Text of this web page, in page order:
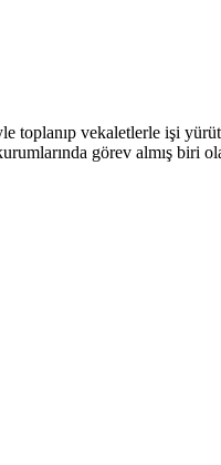
toplanıp vekaletlerle işi
görev almış biri